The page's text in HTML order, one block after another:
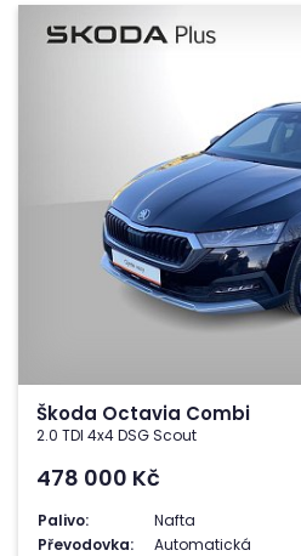
Škoda Octavia Combi
2.0 TDI 4x4 DSG Scout
478 000 Kč
Palivo:
Nafta
Převodovka:
Automatická